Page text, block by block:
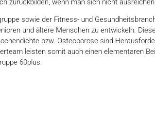
zurückbilden, wenn man sich nicht
sowie der Fitness- und
und ältere Menschen zu entwickeln.
bzw. Osteoporose sind
leisten somit auch einen elementaren
60plus.